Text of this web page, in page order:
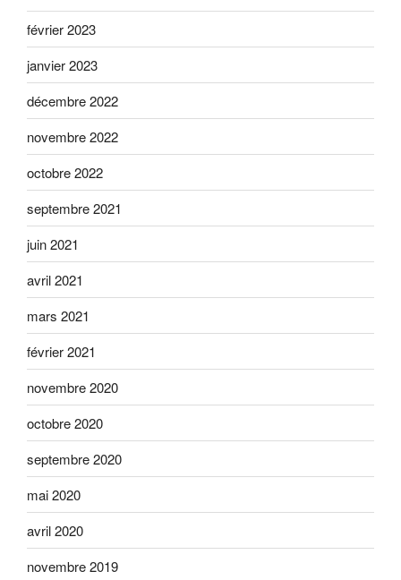
février 2023
janvier 2023
décembre 2022
novembre 2022
octobre 2022
septembre 2021
juin 2021
avril 2021
mars 2021
février 2021
novembre 2020
octobre 2020
septembre 2020
mai 2020
avril 2020
novembre 2019